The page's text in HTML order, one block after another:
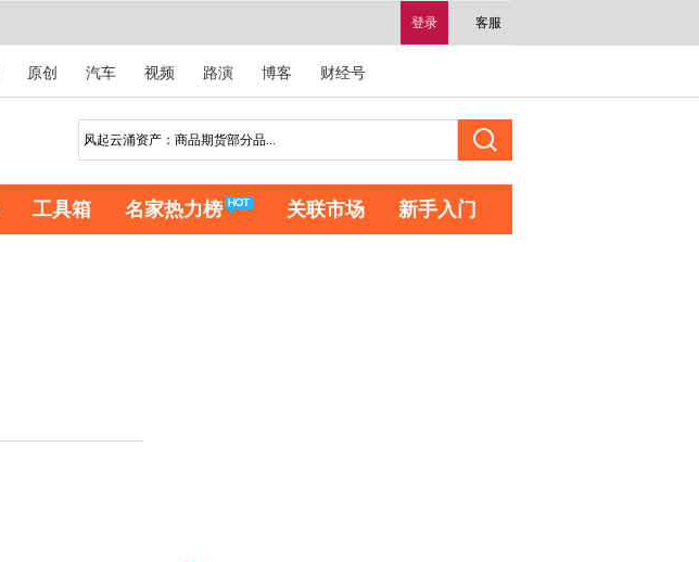
登录 客服
原创 汽车 视频 路演 博客 财经号
工具箱 名家热力榜 关联市场 新手入门